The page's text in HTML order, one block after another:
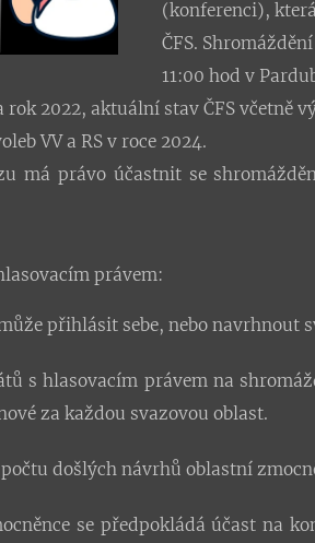
(konferenci),
ČFS.
11:00 hod v
rok 2022, aktuální stav ČFS včetně
VV a RS v roce 2024.
má právo účastnit se
právem:
přihlásit sebe, nebo navrhnout
s hlasovacím právem na
za každou svazovou oblast.
došlých návrhů oblastní
se předpokládá účast na